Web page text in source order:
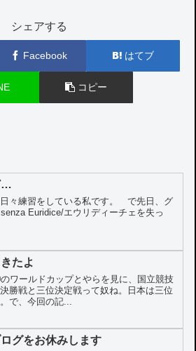
シェアする
Facebook はてブ
コピー
…
々練習をしている私です。 で先日、グ
Euridice/エウリディーチェを失っ
たよ
ワールドカップとやらを見に、国立競技
勝戦と三位決定戦って奴ね。日本は三位
で、今回の記...
グをお休みします